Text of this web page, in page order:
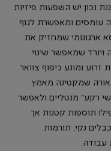
נכון יש השפעות פיזיות
עומסים ומאפשרת לגוף
ארגונומי שמחזיק את
שמאפשר שינוי
ומונע כיפוף צוואר.
שמקטינה מאמץ
רקע” מנטליים ולאפשר
תוספות קטנות אך
נקי, תורמות
עבודה.